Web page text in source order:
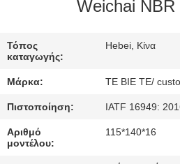
ΈΛΕΓΧΟΣ
ΜΑΣ
ΕΛΆΤΕ
ΕΠΑΦΉ
ΜΕ
Weichai NBR
Τόπος
καταγωγής:
Hebei, Κίνα
Μάρκα: TE BIE TE/
Πιστοποίηση: IATF 16949:
Αριθμό
μοντέλου:
115*140*16